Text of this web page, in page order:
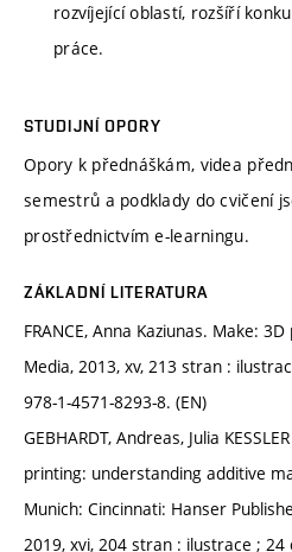
rozvíjející oblastí, rozšíří
práce.
STUDIJNÍ OPORY
Opory k přednáškám, videa
semestrů a podklady do cvičení
prostřednictvím e-learningu.
ZÁKLADNÍ LITERATURA
FRANCE, Anna Kaziunas. Make:
Media, 2013, xv, 213 stran :
978-1-4571-8293-8. (EN)
GEBHARDT, Andreas, Julia
printing: understanding additive
Munich: Cincinnati: Hanser
2019, xvi, 204 stran : ilustrace ; 24